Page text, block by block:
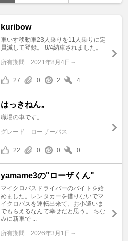
kuribow
車いす移動車23人乗りを11人乗りに定
員減して登録。 8/4納車されました。
所有期間 2021年8月4日～
27 0 2 4
はっきねん。
職場の車です。
グレード ローザーバス
22 0 0 0
yamame3の"ローザくん"
マイクロバスドライバーのバイトを始
めました。レンタカーを借りないでマ
イクロバスを運転出来て、お小遣いま
でもらえるなんて幸せだと思う。 ちな
みに新車で ...
所有期間 2026年3月1日～